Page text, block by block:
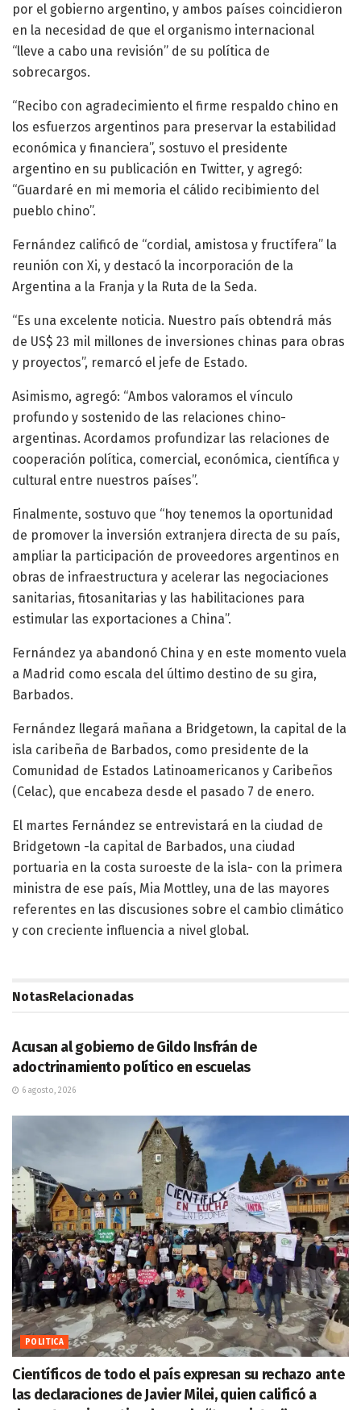
por el gobierno argentino, y ambos países coincidieron
en la necesidad de que el organismo internacional
“lleve a cabo una revisión” de su política de
sobrecargos.
“Recibo con agradecimiento el firme respaldo chino en
los esfuerzos argentinos para preservar la estabilidad
económica y financiera”, sostuvo el presidente
argentino en su publicación en Twitter, y agregó:
“Guardaré en mi memoria el cálido recibimiento del
pueblo chino”.
Fernández calificó de “cordial, amistosa y fructífera” la
reunión con Xi, y destacó la incorporación de la
Argentina a la Franja y la Ruta de la Seda.
“Es una excelente noticia. Nuestro país obtendrá más
de US$ 23 mil millones de inversiones chinas para obras
y proyectos”, remarcó el jefe de Estado.
Asimismo, agregó: “Ambos valoramos el vínculo
profundo y sostenido de las relaciones chino-
argentinas. Acordamos profundizar las relaciones de
cooperación política, comercial, económica, científica y
cultural entre nuestros países”.
Finalmente, sostuvo que “hoy tenemos la oportunidad
de promover la inversión extranjera directa de su país,
ampliar la participación de proveedores argentinos en
obras de infraestructura y acelerar las negociaciones
sanitarias, fitosanitarias y las habilitaciones para
estimular las exportaciones a China”.
Fernández ya abandonó China y en este momento vuela
a Madrid como escala del último destino de su gira,
Barbados.
Fernández llegará mañana a Bridgetown, la capital de la
isla caribeña de Barbados, como presidente de la
Comunidad de Estados Latinoamericanos y Caribeños
(Celac), que encabeza desde el pasado 7 de enero.
El martes Fernández se entrevistará en la ciudad de
Bridgetown -la capital de Barbados, una ciudad
portuaria en la costa suroeste de la isla- con la primera
ministra de ese país, Mia Mottley, una de las mayores
referentes en las discusiones sobre el cambio climático
y con creciente influencia a nivel global.
NotasRelacionadas
Acusan al gobierno de Gildo Insfrán de
adoctrinamiento político en escuelas
6 agosto, 2026
POLITICA
Científicos de todo el país expresan su rechazo ante
las declaraciones de Javier Milei, quien calificó a